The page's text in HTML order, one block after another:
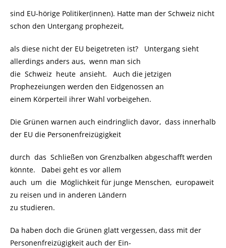
sind EU-hörige Politiker(innen). Hatte man der Schweiz nicht
schon den Untergang prophezeit,
als diese nicht der EU beigetreten ist? Untergang sieht
allerdings anders aus, wenn man sich
die Schweiz heute ansieht. Auch die jetzigen
Prophezeiungen werden den Eidgenossen an
einem Körperteil ihrer Wahl vorbeigehen.
Die Grünen warnen auch eindringlich davor, dass innerhalb
der EU die Personenfreizügigkeit
durch das Schließen von Grenzbalken abgeschafft werden
könnte. Dabei geht es vor allem
auch um die Möglichkeit für junge Menschen, europaweit
zu reisen und in anderen Ländern
zu studieren.
Da haben doch die Grünen glatt vergessen, dass mit der
Personenfreizügigkeit auch der Ein-